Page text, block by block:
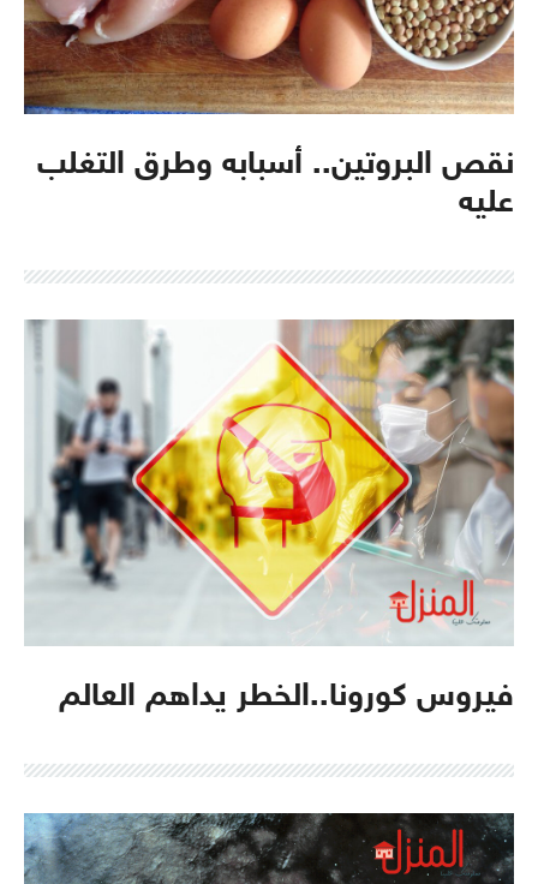
نقص البروتين.. أسبابه وطرق التغلب
عليه
فيروس كورونا..الخطر يداهم العالم